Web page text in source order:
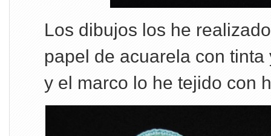
Los dibujos los he
papel de acuarela con
y el marco lo he tejido con